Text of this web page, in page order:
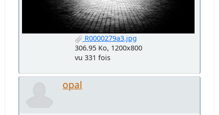
R0000279a3.jpg
306.95 Ko, 1200x800
vu 331 fois
opal